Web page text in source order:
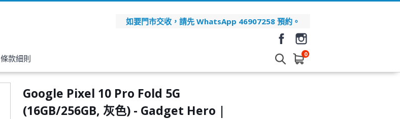
如要門市交收，請先 WhatsApp 46907258 預約。
條款細則 0
Google Pixel 10 Pro Fold 5G
(16GB/256GB, 灰色) - Gadget Hero |